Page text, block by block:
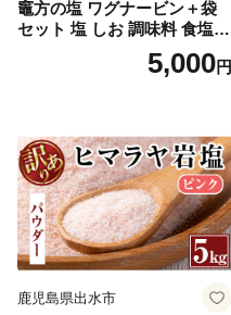
竈方の塩 ワグナービン＋袋
セット 塩 しお 調味料 食塩
天然 ミネラル 調味料 ソルト
salt 料理 味付 おにぎり 三重
5,000円
鹿児島県出水市